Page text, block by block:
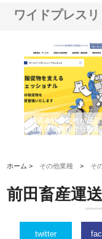
ワイドプレス
株式会社耕文社が品
る販促物製作から配
ストップ対応
ホーム > その他業種 > そ
前田畜産運
twitter